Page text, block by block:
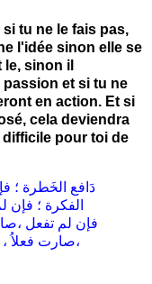
tu ne le fais pas,
l'idée sinon elle se
sinon il
et si tu ne
en action. Et si
cela deviendra
difficile pour toi de
دَافع الخَطرة ؛
الفكرة ؛ فإن
فإن لم تفعل
،صارت فعلاُ